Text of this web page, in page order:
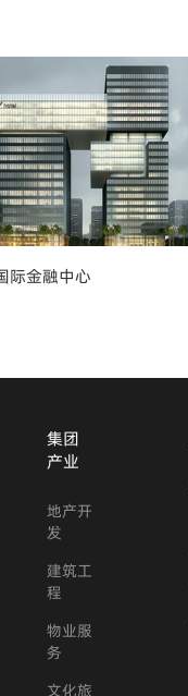
际金融中心
集团
产业
地产开
发
建筑工
程
物业服
务
文化旅